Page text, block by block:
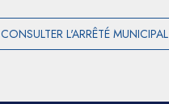
CONSULTER L'ARRÊTÉ MUNICIPAL